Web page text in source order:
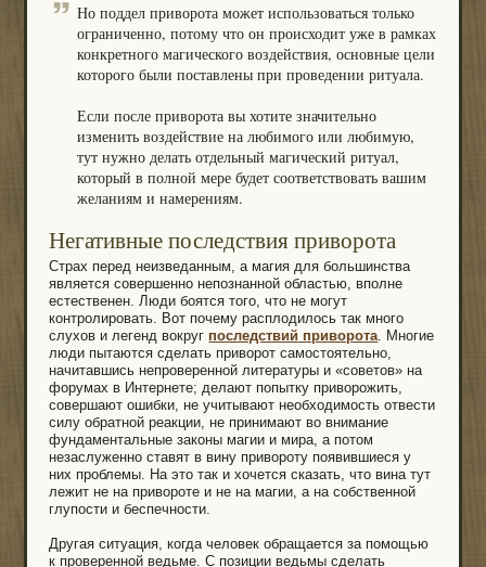
Но поддел приворота может использоваться только
ограниченно, потому что он происходит уже в рамках
конкретного магического воздействия, основные цели
которого были поставлены при проведении ритуала.
Если после приворота вы хотите значительно
изменить воздействие на любимого или любимую,
тут нужно делать отдельный магический ритуал,
который в полной мере будет соответствовать вашим
желаниям и намерениям.
Негативные последствия приворота
Страх перед неизведанным, а магия для большинства
является совершенно непознанной областью, вполне
естественен. Люди боятся того, что не могут
контролировать. Вот почему расплодилось так много
слухов и легенд вокруг последствий приворота . Многие
люди пытаются сделать приворот самостоятельно,
начитавшись непроверенной литературы и «советов» на
форумах в Интернете; делают попытку приворожить,
совершают ошибки, не учитывают необходимость отвести
силу обратной реакции, не принимают во внимание
фундаментальные законы магии и мира, а потом
незаслуженно ставят в вину привороту появившиеся у
них проблемы. На это так и хочется сказать, что вина тут
лежит не на привороте и не на магии, а на собственной
глупости и беспечности.
Другая ситуация, когда человек обращается за помощью
к проверенной ведьме. С позиции ведьмы сделать